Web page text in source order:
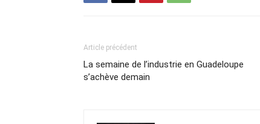
Article précédent
La semaine de l’industrie en Guadeloupe
s’achève demain